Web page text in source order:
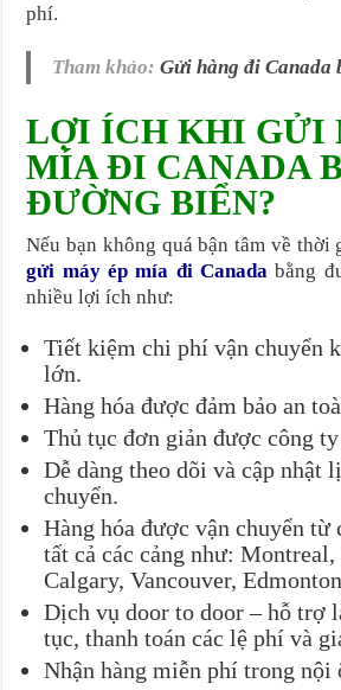
phí.
Tham khảo:Gửi hàng đi Canada
LỢI ÍCH KHI GỬI
MÍA ĐI CANADA
ĐƯỜNG BIỂN?
Nếu bạn không quá bận tâm về thời
gửi máy ép mía đi Canada bằng
nhiều lợi ích như:
Tiết kiệm chi phí vận chuyển
lớn.
Hàng hóa được đảm bảo an
Thủ tục đơn giản được công
Dễ dàng theo dõi và cập nhật
chuyển.
Hàng hóa được vận chuyển từ
tất cả các cảng như: Montreal,
Calgary, Vancouver,
Dịch vụ door to door – hỗ trợ
tục, thanh toán các lệ phí và
Nhận hàng miễn phí trong nội